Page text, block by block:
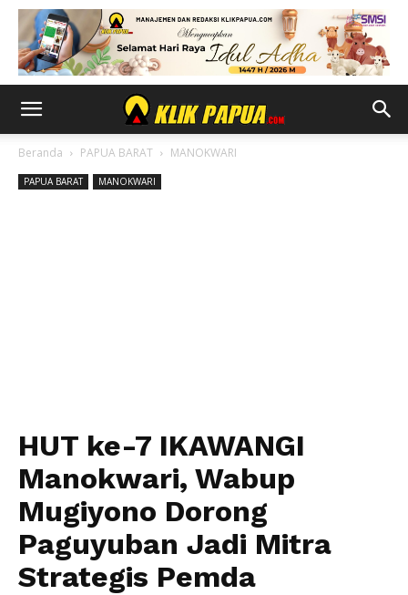
Beranda PAPUA BARAT MANOKWARI
PAPUA BARAT MANOKWARI
HUT ke-7 IKAWANGI
Manokwari, Wabup
Mugiyono Dorong
Paguyuban Jadi Mitra
Strategis Pemda